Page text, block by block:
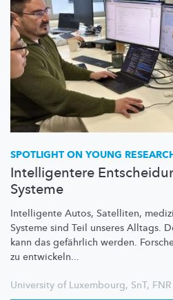
SPOTLIGHT ON YOUNG
Intelligentere
Systeme
Intelligente Autos, Satelliten,
Systeme sind Teil unseres Alltags.
kann das gefährlich werden.
zu entwickeln...
University of Luxembourg, SnT, FNR